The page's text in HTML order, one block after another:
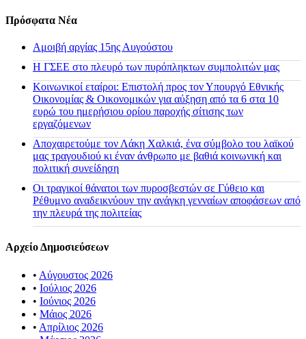
Πρόσφατα Νέα
Αμοιβή αργίας 15ης Αυγούστου
H ΓΣΕΕ στο πλευρό των πυρόπληκτων συμπολιτών μας
Κοινωνικοί εταίροι: Επιστολή προς τον Υπουργό Εθνικής
Οικονομίας & Οικονομικών για αύξηση από τα 6 στα 10
ευρώ του ημερήσιου ορίου παροχής σίτισης των
εργαζόμενων
Αποχαιρετούμε τον Λάκη Χαλκιά, ένα σύμβολο του λαϊκού
μας τραγουδιού κι έναν άνθρωπο με βαθιά κοινωνική και
πολιτική συνείδηση
Οι τραγικοί θάνατοι των πυροσβεστών σε Γύθειο και
Ρέθυμνο αναδεικνύουν την ανάγκη γενναίων αποφάσεων από
την πλευρά της πολιτείας
Αρχείο Δημοσιεύσεων
• Αύγουστος 2026
• Ιούλιος 2026
• Ιούνιος 2026
• Μάιος 2026
• Απρίλιος 2026